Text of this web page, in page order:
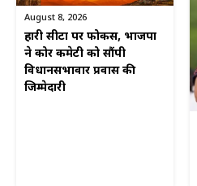
August 8, 2026
हारी सीटों पर फोकस, भाजपा
ने कोर कमेटी को सौंपी
विधानसभावार प्रवास की
जिम्मेदारी